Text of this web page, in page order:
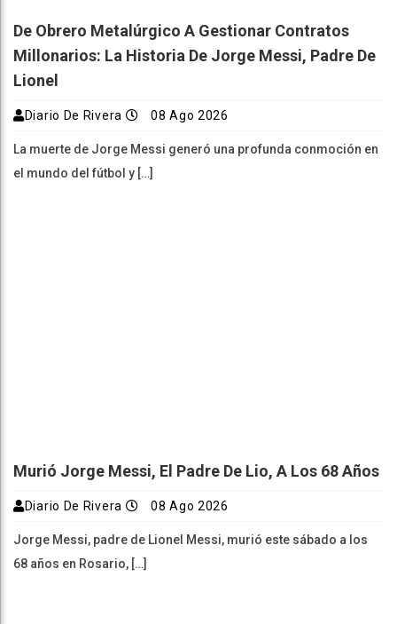
De Obrero Metalúrgico A Gestionar Contratos
Millonarios: La Historia De Jorge Messi, Padre De
Lionel
Diario De Rivera 08 Ago 2026
La muerte de Jorge Messi generó una profunda conmoción en
el mundo del fútbol y […]
Murió Jorge Messi, El Padre De Lio, A Los 68 Años
Diario De Rivera 08 Ago 2026
Jorge Messi, padre de Lionel Messi, murió este sábado a los
68 años en Rosario, […]